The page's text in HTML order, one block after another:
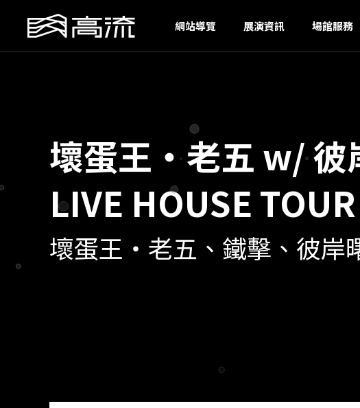
網站導覽 展演資訊 場館服務
壞蛋王・老五 w/ 彼
LIVE HOUSE TOUR
壞蛋王・老五、鐵擊、彼岸